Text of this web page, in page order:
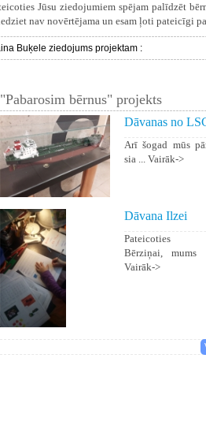
Jūsu ziedojumiem spējam palīdzēt
nav novērtējama un esam ļoti pateicīgi
Buķele ziedojums projektam :
"Pabarosim bērnus" projekts
Dāvanas no
Arī šogad mūs
sia ... Vairāk->
Dāvana Ilzei
Pateicoties
Bērziņai,
Vairāk->